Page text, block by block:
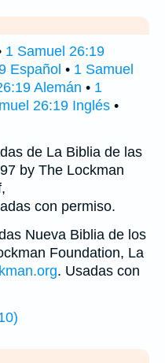
1 Samuel 26:19
Español • 1 Samuel
Alemán • 1
26:19 Inglés •
de La Biblia de las
by The Lockman
con permiso.
Nueva Biblia de los
Foundation, La
. Usadas con